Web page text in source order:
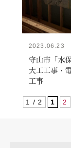
2023.06.23
守山市「水
大工工事・
工事
1 / 2 1 2